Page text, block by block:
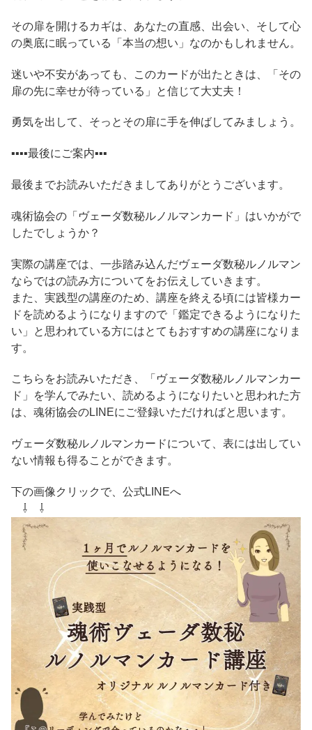
その扉を開けるカギは、あなたの直感、出会い、そして心
の奥底に眠っている「本当の想い」なのかもしれません。
迷いや不安があっても、このカードが出たときは、「その
扉の先に幸せが待っている」と信じて大丈夫！
勇気を出して、そっとその扉に手を伸ばしてみましょう。
▪️▪️▪️▪️最後にご案内▪️▪️▪️
最後までお読みいただきましてありがとうございます。
魂術協会の「ヴェーダ数秘ルノルマンカード」はいかがで
したでしょうか？
実際の講座では、一歩踏み込んだヴェーダ数秘ルノルマン
ならではの読み方についてをお伝えしていきます。
また、実践型の講座のため、講座を終える頃には皆様カー
ドを読めるようになりますので「鑑定できるようになりた
い」と思われている方にはとてもおすすめの講座になりま
す。
こちらをお読みいただき、「ヴェーダ数秘ルノルマンカー
ド」を学んでみたい、読めるようになりたいと思われた方
は、魂術協会のLINEにご登録いただければと思います。
ヴェーダ数秘ルノルマンカードについて、表には出してい
ない情報も得ることができます。
下の画像クリックで、公式LINEへ
⇩ ⇩